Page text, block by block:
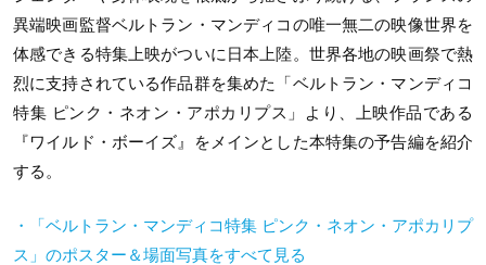
異端映画監督ベルトラン・マンディコの唯一無二の映像世界を
体感できる特集上映がついに日本上陸。世界各地の映画祭で熱
烈に支持されている作品群を集めた「ベルトラン・マンディコ
特集 ピンク・ネオン・アポカリプス」より、上映作品である
『ワイルド・ボーイズ』をメインとした本特集の予告編を紹介
する。
・「ベルトラン・マンディコ特集 ピンク・ネオン・アポカリプ
ス」のポスター＆場面写真をすべて見る